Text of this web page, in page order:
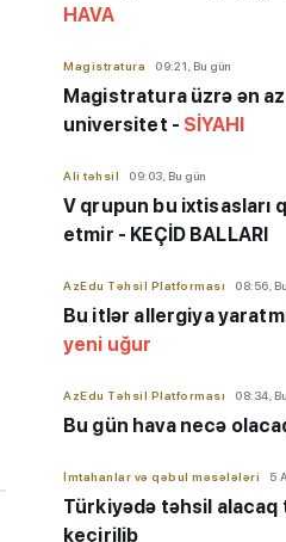
HAVA
Magistratura 09:21, Bu gün
Magistratura üzrə ən
universitet - SİYAHI
Ali təhsil 09:03, Bu gün
V qrupun bu ixtisasları
etmir - KEÇİD BALLARI
AzEdu Təhsil Platforması 08:56,
Bu itlər allergiya
yeni uğur
AzEdu Təhsil Platforması 08:34,
Bu gün hava necə
İmtahanlar və qəbul məsələləri 5
Türkiyədə təhsil alacaq
keçirilib